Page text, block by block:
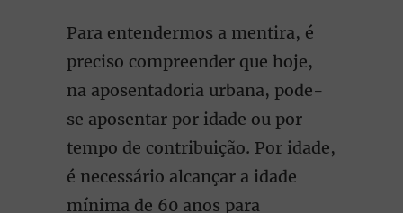
Para entendermos a mentira, é
preciso compreender que hoje,
na aposentadoria urbana, pode-
se aposentar por idade ou por
tempo de contribuição. Por idade,
é necessário alcançar a idade
mínima de 60 anos para